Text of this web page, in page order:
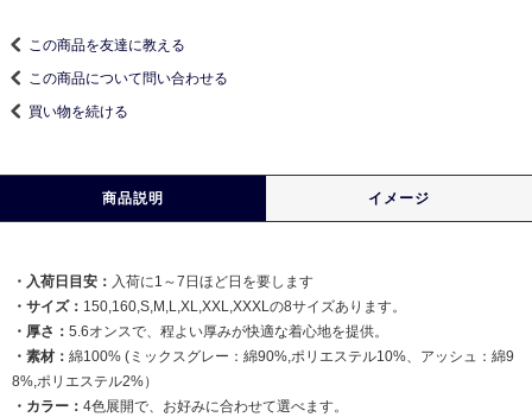
この商品を友達に教える
この商品について問い合わせる
買い物を続ける
商品説明 イメージ
・入荷日目安： 入荷に1～7日ほど日を要します
・サイズ： 150,160,S,M,L,XL,XXL,XXXLの8サイズあります。
・厚さ： 5.6オンスで、程よい厚みが快適な着心地を提供。
・素材： 綿100% (ミックスグレー：綿90%,ポリエステル10%、アッシュ：綿9
8%,ポリエステル2%）
・カラー： 4色展開で、お好みに合わせて選べます。